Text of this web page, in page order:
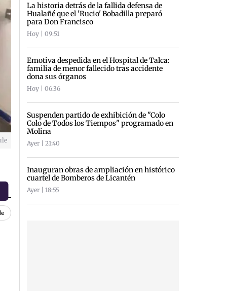
La historia detrás de la fallida defensa de
Hualañé que el 'Rucio' Bobadilla preparó
para Don Francisco
Hoy | 09:51
Emotiva despedida en el Hospital de Talca:
familia de menor fallecido tras accidente
dona sus órganos
Hoy | 06:36
Suspenden partido de exhibición de "Colo
Colo de Todos los Tiempos" programado en
Molina
Ayer | 21:40
Inauguran obras de ampliación en histórico
cuartel de Bomberos de Licantén
Ayer | 18:55